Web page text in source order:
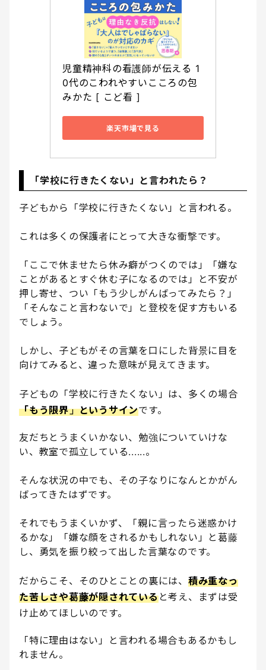
児童精神科の看護師が伝える 1
0代のこわれやすいこころの包
みかた [ こど看 ]
楽天市場で見る
「学校に行きたくない」と言われたら？
子どもから「学校に行きたくない」と言われる。
これは多くの保護者にとって大きな衝撃です。
「ここで休ませたら休み癖がつくのでは」「嫌な
ことがあるとすぐ休む子になるのでは」と不安が
押し寄せ、つい「もう少しがんばってみたら？」
「そんなこと言わないで」と登校を促す方もいる
でしょう。
しかし、子どもがその言葉を口にした背景に目を
向けてみると、違った意味が見えてきます。
子どもの「学校に行きたくない」は、多くの場合
「もう限界」というサインです。
友だちとうまくいかない、勉強についていけな
い、教室で孤立している......。
そんな状況の中でも、その子なりになんとかがん
ばってきたはずです。
それでもうまくいかず、「親に言ったら迷惑かけ
るかな」「嫌な顔をされるかもしれない」と葛藤
し、勇気を振り絞って出した言葉なのです。
だからこそ、そのひとことの裏には、 積み重なっ
た苦しさや葛藤が隠されていると考え、まずは受
け止めてほしいのです。
「特に理由はない」と言われる場合もあるかもし
れません。